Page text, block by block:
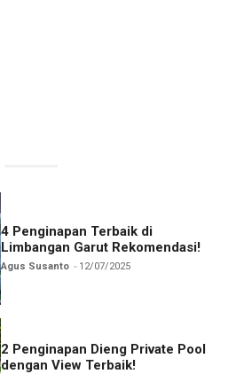
4 Penginapan Terbaik di
Limbangan Garut Rekomendasi!
Agus Susanto 12/07/2025
2 Penginapan Dieng Private Pool
dengan View Terbaik!